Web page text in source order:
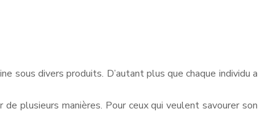
sous divers produits. D’autant plus que chaque individu a
plusieurs manières. Pour ceux qui veulent savourer son